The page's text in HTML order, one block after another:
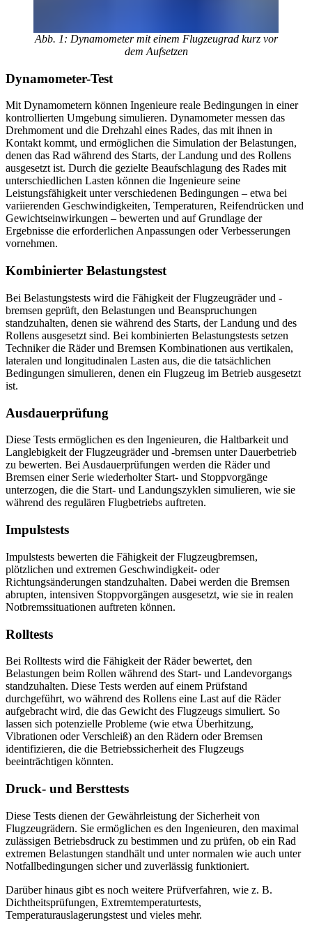
Abb. 1: Dynamometer mit einem Flugzeugrad kurz vor
dem Aufsetzen
Dynamometer-Test
Mit Dynamometern können Ingenieure reale Bedingungen in einer
kontrollierten Umgebung simulieren. Dynamometer messen das
Drehmoment und die Drehzahl eines Rades, das mit ihnen in
Kontakt kommt, und ermöglichen die Simulation der Belastungen,
denen das Rad während des Starts, der Landung und des Rollens
ausgesetzt ist. Durch die gezielte Beaufschlagung des Rades mit
unterschiedlichen Lasten können die Ingenieure seine
Leistungsfähigkeit unter verschiedenen Bedingungen – etwa bei
variierenden Geschwindigkeiten, Temperaturen, Reifendrücken und
Gewichtseinwirkungen – bewerten und auf Grundlage der
Ergebnisse die erforderlichen Anpassungen oder Verbesserungen
vornehmen.
Kombinierter Belastungstest
Bei Belastungstests wird die Fähigkeit der Flugzeugräder und -
bremsen geprüft, den Belastungen und Beanspruchungen
standzuhalten, denen sie während des Starts, der Landung und des
Rollens ausgesetzt sind. Bei kombinierten Belastungstests setzen
Techniker die Räder und Bremsen Kombinationen aus vertikalen,
lateralen und longitudinalen Lasten aus, die die tatsächlichen
Bedingungen simulieren, denen ein Flugzeug im Betrieb ausgesetzt
ist.
Ausdauerprüfung
Diese Tests ermöglichen es den Ingenieuren, die Haltbarkeit und
Langlebigkeit der Flugzeugräder und -bremsen unter Dauerbetrieb
zu bewerten. Bei Ausdauerprüfungen werden die Räder und
Bremsen einer Serie wiederholter Start- und Stoppvorgänge
unterzogen, die die Start- und Landungszyklen simulieren, wie sie
während des regulären Flugbetriebs auftreten.
Impulstests
Impulstests bewerten die Fähigkeit der Flugzeugbremsen,
plötzlichen und extremen Geschwindigkeit- oder
Richtungsänderungen standzuhalten. Dabei werden die Bremsen
abrupten, intensiven Stoppvorgängen ausgesetzt, wie sie in realen
Notbremssituationen auftreten können.
Rolltests
Bei Rolltests wird die Fähigkeit der Räder bewertet, den
Belastungen beim Rollen während des Start- und Landevorgangs
standzuhalten. Diese Tests werden auf einem Prüfstand
durchgeführt, wo während des Rollens eine Last auf die Räder
aufgebracht wird, die das Gewicht des Flugzeugs simuliert. So
lassen sich potenzielle Probleme (wie etwa Überhitzung,
Vibrationen oder Verschleiß) an den Rädern oder Bremsen
identifizieren, die die Betriebssicherheit des Flugzeugs
beeinträchtigen könnten.
Druck- und Bersttests
Diese Tests dienen der Gewährleistung der Sicherheit von
Flugzeugrädern. Sie ermöglichen es den Ingenieuren, den maximal
zulässigen Betriebsdruck zu bestimmen und zu prüfen, ob ein Rad
extremen Belastungen standhält und unter normalen wie auch unter
Notfallbedingungen sicher und zuverlässig funktioniert.
Darüber hinaus gibt es noch weitere Prüfverfahren, wie z. B.
Dichtheitsprüfungen, Extremtemperaturtests,
Temperaturauslagerungstest und vieles mehr.